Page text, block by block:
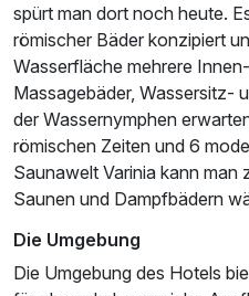
spürt man dort noch heute.
römischer Bäder konzipiert
Wasserfläche mehrere
Massagebäder, Wassersitz-
der Wassernymphen
römischen Zeiten und 6
Saunawelt Varinia kann
Saunen und Dampfbädern
Die Umgebung
Die Umgebung des Hotels